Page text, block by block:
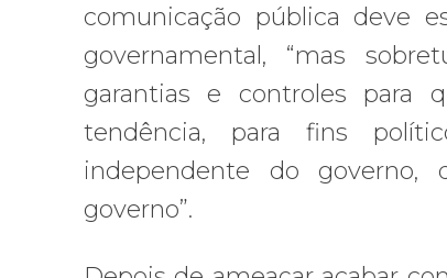
comunicação pública deve
governamental, “mas
garantias e controles para
tendência, para fins
independente do
governo”.